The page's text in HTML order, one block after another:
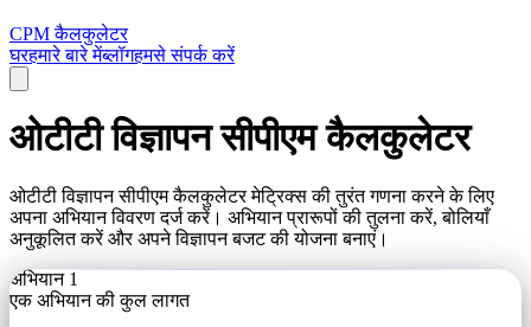
CPM कैलकुलेटर
घरहमारे बारे मेंब्लॉगहमसे संपर्क करें
ओटीटी विज्ञापन सीपीएम कैलकुलेटर
ओटीटी विज्ञापन सीपीएम कैलकुलेटर मेट्रिक्स की तुरंत गणना करने के लिए
अपना अभियान विवरण दर्ज करें। अभियान प्रारूपों की तुलना करें, बोलियाँ
अनुकूलित करें और अपने विज्ञापन बजट की योजना बनाएं।
अभियान 1
एक अभियान की कुल लागत